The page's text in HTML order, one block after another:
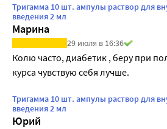
Тригамма 10 шт. ампулы раствор для
введения 2 мл
Марина
29 июля в 16:36
Колю часто, диабетик , беру при
курса чувствую себя лучше.
Тригамма 10 шт. ампулы раствор для
введения 2 мл
Юрий